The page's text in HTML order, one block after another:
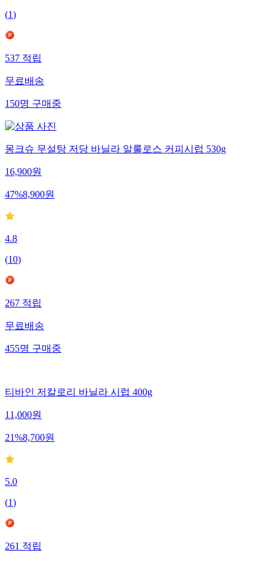
(1)
537 적립
무료배송
150명 구매중
몽크슈 무설탕 저당 바닐라 알룰로스 커피시럽 530g
16,900원
47%8,900원
4.8
(10)
267 적립
무료배송
455명 구매중
티바인 저칼로리 바닐라 시럽 400g
11,000원
21%8,700원
5.0
(1)
261 적립